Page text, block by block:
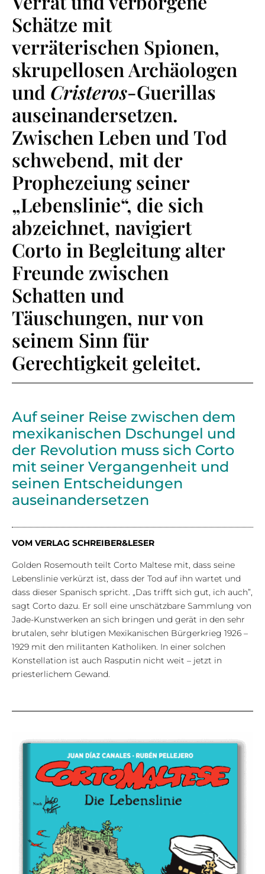
Schätze mit
verräterischen Spionen,
skrupellosen Archäologen
und Cristeros-Guerillas
auseinandersetzen.
Zwischen Leben und Tod
schwebend, mit der
Prophezeiung seiner
„Lebenslinie“, die sich
abzeichnet, navigiert
Corto in Begleitung alter
Freunde zwischen
Schatten und
Täuschungen, nur von
seinem Sinn für
Gerechtigkeit geleitet.
Auf seiner Reise zwischen dem
mexikanischen Dschungel und
der Revolution muss sich Corto
mit seiner Vergangenheit und
seinen Entscheidungen
auseinandersetzen
VOM VERLAG SCHREIBER&LESER
Golden Rosemouth teilt Corto Maltese mit, dass seine
Lebenslinie verkürzt ist, dass der Tod auf ihn wartet und
dass dieser Spanisch spricht. „Das trifft sich gut, ich auch”,
sagt Corto dazu. Er soll eine unschätzbare Sammlung von
Jade-Kunstwerken an sich bringen und gerät in den sehr
brutalen, sehr blutigen Mexikanischen Bürgerkrieg 1926 –
1929 mit den militanten Katholiken. In einer solchen
Konstellation ist auch Rasputin nicht weit – jetzt in
priesterlichem Gewand.